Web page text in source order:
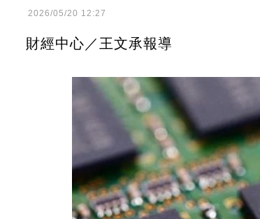
2026/05/20 12:27
財經中心／王文承報導